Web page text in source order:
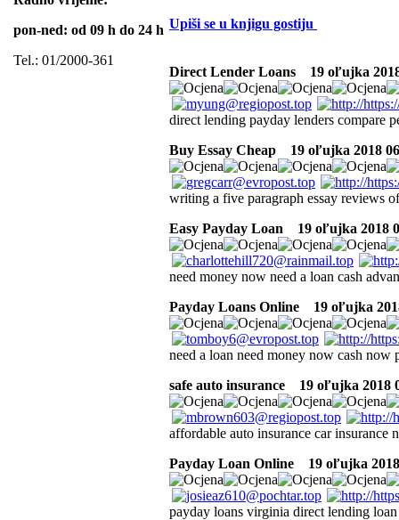
pon-ned: od 09 h do 24 h
Tel.: 01/2000-361
Upiši se u knjigu gostiju
Direct Lender Loans 19 oľujka
direct lending payday lenders compare
Buy Essay Cheap
19 oľujka 2018
writing a five paragraph essay reviews
Easy Payday Loan
19 oľujka 2018
need money now need a loan cash
Payday Loans Online
19 oľujka
need a loan need money now cash now
safe auto insurance
19 oľujka 2018
affordable auto insurance car insurance
Payday Loan Online
19 oľujka
payday loans virginia direct lending